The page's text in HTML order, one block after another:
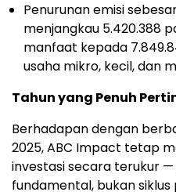
Penurunan emisi
menjangkau 5.420.388
manfaat kepada
usaha mikro, kecil, dan
Tahun yang Penuh
Berhadapan dengan
2025, ABC Impact tetap
investasi secara terukur
fundamental, bukan siklus